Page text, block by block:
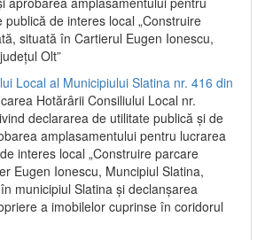
publică de interes local „Construire
situată în Cartierul Eugen Ionescu,
Olt”
Local al Municipiului Slatina nr. 416 din
Hotărârii Consiliului Local nr.
declararea de utilitate publică și de
amplasamentului pentru lucrarea
interes local „Construire parcare
Eugen Ionescu, Muncipiul Slatina,
municipiul Slatina și declanșarea
a imobilelor cuprinse în coridorul